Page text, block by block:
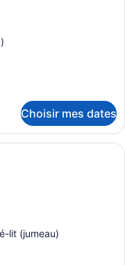
Choisir mes dates
fait, recouvert d’une
lit (jumeau)